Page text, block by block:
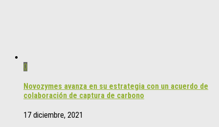
0
Novozymes avanza en su estrategia con un acuerdo de
colaboración de captura de carbono
17 diciembre, 2021